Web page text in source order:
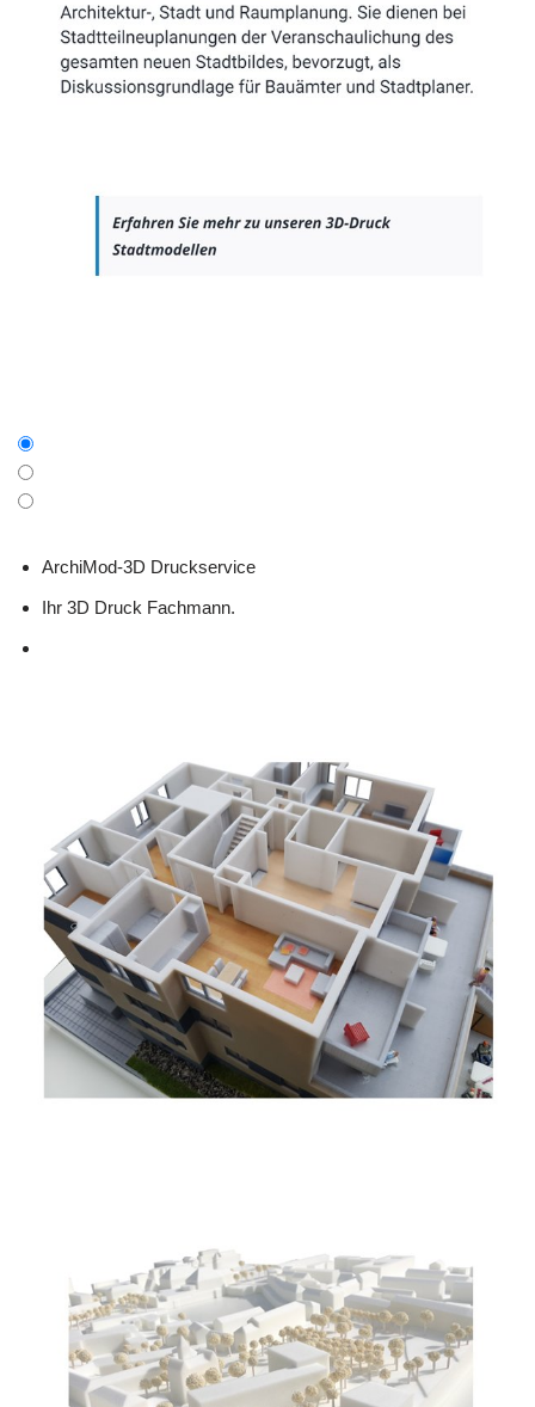
ArchiMod-3D Druckservice
Ihr 3D Druck Fachmann.